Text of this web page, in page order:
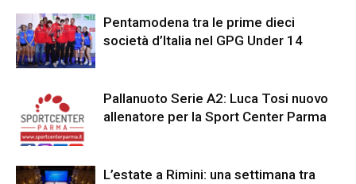
Pentamodena tra le prime dieci
società d’Italia nel GPG Under 14
Pallanuoto Serie A2: Luca Tosi nuovo
allenatore per la Sport Center Parma
L’estate a Rimini: una settimana tra